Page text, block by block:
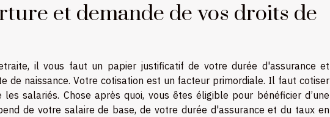
et demande de vos droits de
il vous faut un papier justificatif de votre durée d'assurance et
de naissance. Votre cotisation est un facteur primordiale. Il faut cotiser
salariés. Chose après quoi, vous êtes éligible pour bénéficier d’une
de votre salaire de base, de votre durée d'assurance et du taux en